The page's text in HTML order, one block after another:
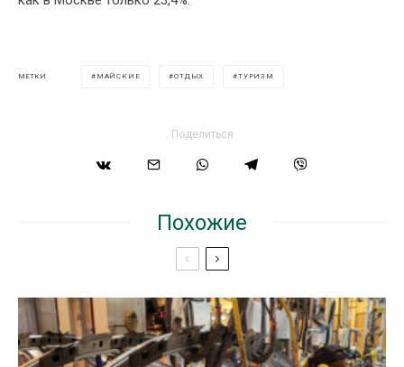
МЕТКИ МАЙСКИЕ ОТДЫХ ТУРИЗМ
Поделиться
Похожие